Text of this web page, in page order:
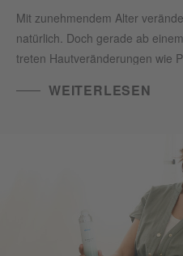
Mit zunehmendem Alter
natürlich. Doch gerade ab
treten Hautveränderungen wie
mit gezielter Pflege begegnen
WEITERLESEN